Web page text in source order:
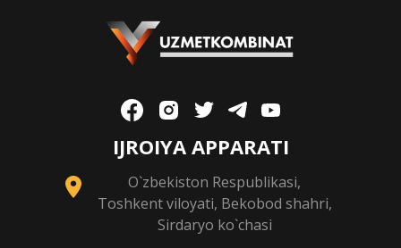
IJROIYA APPARATI
O`zbekiston Respublikasi,
Toshkent viloyati, Bekobod shahri,
Sirdaryo ko`chasi